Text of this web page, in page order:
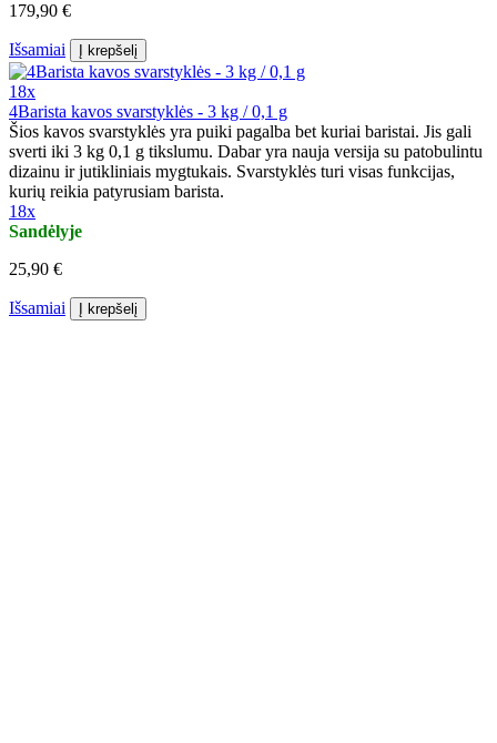
179,90 €
Išsamiai Į krepšelį
18x
4Barista kavos svarstyklės - 3 kg / 0,1 g
Šios kavos svarstyklės yra puiki pagalba bet kuriai baristai. Jis gali
sverti iki 3 kg 0,1 g tikslumu. Dabar yra nauja versija su patobulintu
dizainu ir jutikliniais mygtukais. Svarstyklės turi visas funkcijas,
kurių reikia patyrusiam barista.
18x
Sandėlyje
25,90 €
Išsamiai Į krepšelį